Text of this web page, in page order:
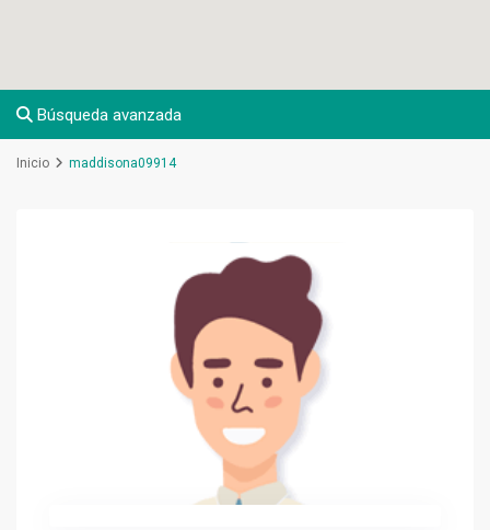
Búsqueda avanzada
Inicio maddisona09914